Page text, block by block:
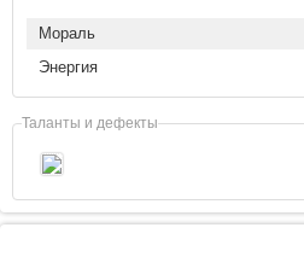
Мораль
Энергия
Таланты и дефекты